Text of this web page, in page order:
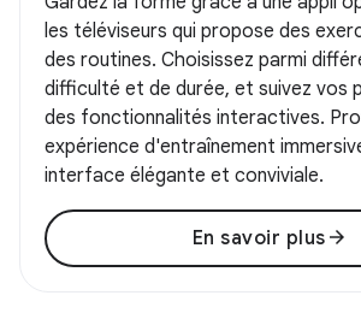
les téléviseurs qui propose des
des routines. Choisissez parmi
difficulté et de durée, et suivez vos
des fonctionnalités interactives.
expérience d'entraînement
interface élégante et conviviale.
En savoir plus arrow_forward